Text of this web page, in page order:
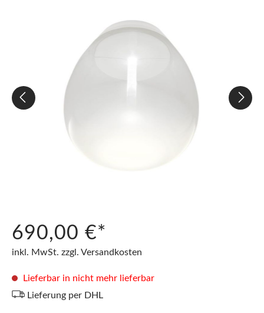
690,00 €*
inkl. MwSt. zzgl. Versandkosten
Lieferbar in nicht mehr lieferbar
Lieferung per DHL